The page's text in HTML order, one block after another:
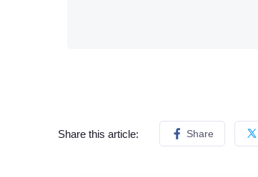
Share this article: Share